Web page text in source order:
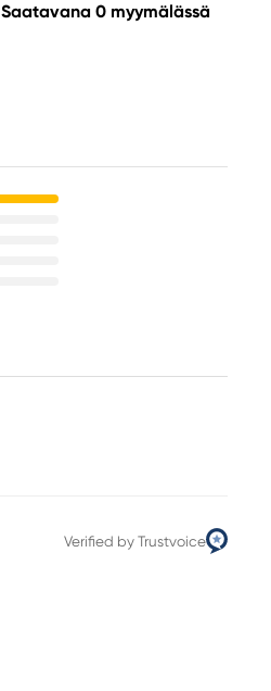
Saatavana 0 myymälässä
Verified by Trustvoice